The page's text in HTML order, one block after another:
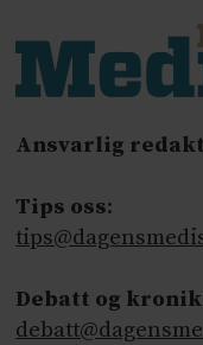
Ansvarlig
Tips oss:
Debatt og